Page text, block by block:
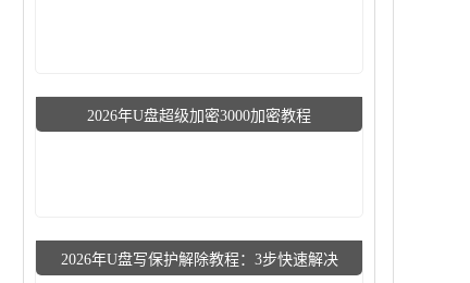
2026年U盘超级加密3000加密教程
2026年U盘写保护解除教程：3步快速解决